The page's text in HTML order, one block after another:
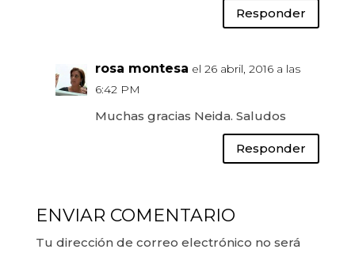
Responder
rosa montesa el 26 abril, 2016 a las
6:42 PM
Muchas gracias Neida. Saludos
Responder
ENVIAR COMENTARIO
Tu dirección de correo electrónico no será